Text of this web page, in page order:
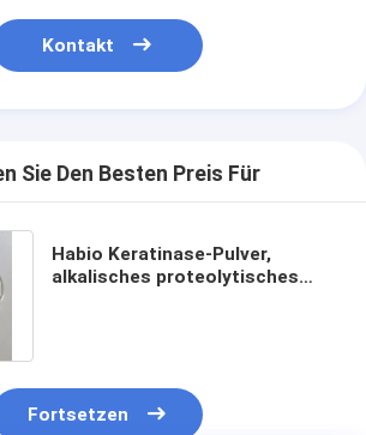
Kontakt
Sie Den Besten Preis Für
Habio Keratinase-Pulver,
alkalisches proteolytisches
Fortsetzen